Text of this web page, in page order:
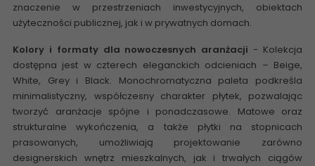
znaczenie w przestrzeniach inwestycyjnych, obiektach
użyteczności publicznej, jak i w prywatnych domach.
Kolory i formaty dla nowoczesnych aranżacji - Kolekcja
dostępna jest w czterech eleganckich odcieniach – Beige,
White, Grey i Black. Monochromatyczna paleta podkreśla
minimalistyczny, współczesny charakter płytek, pozwalając
tworzyć aranżacje spójne i ponadczasowe. Matowe oraz
strukturalne wykończenia, a także płytki na stopnicach
prasowanych, umożliwiają projektowanie zarówno
designerskich wnętrz mieszkalnych, jak i trwałych ciągów